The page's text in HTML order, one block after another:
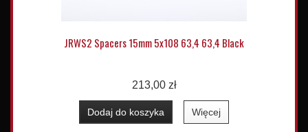
JRWS2 Spacers 15mm 5x108 63,4 63,4 Black
213,00 zł
Dodaj do koszyka Więcej